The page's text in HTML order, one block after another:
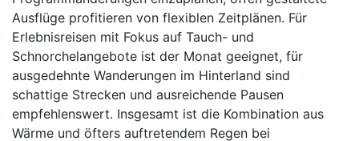
Ausflüge profitieren von flexiblen Zeitplänen. Für
Erlebnisreisen mit Fokus auf Tauch- und
Schnorchelangebote ist der Monat geeignet, für
ausgedehnte Wanderungen im Hinterland sind
schattige Strecken und ausreichende Pausen
empfehlenswert. Insgesamt ist die Kombination aus
Wärme und öfters auftretendem Regen bei